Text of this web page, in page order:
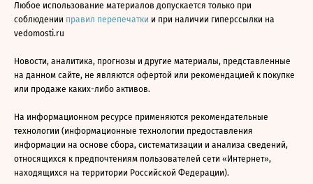
Любое использование материалов допускается только при
соблюдении правил перепечатки и при наличии гиперссылки на
vedomosti.ru
Новости, аналитика, прогнозы и другие материалы, представленные
на данном сайте, не являются офертой или рекомендацией к покупке
или продаже каких-либо активов.
На информационном ресурсе применяются рекомендательные
технологии (информационные технологии предоставления
информации на основе сбора, систематизации и анализа сведений,
относящихся к предпочтениям пользователей сети «Интернет»,
находящихся на территории Российской Федерации).